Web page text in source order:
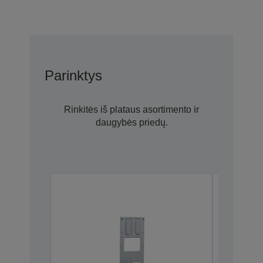
Parinktys
Rinkitės iš plataus asortimento ir
daugybės priedų.